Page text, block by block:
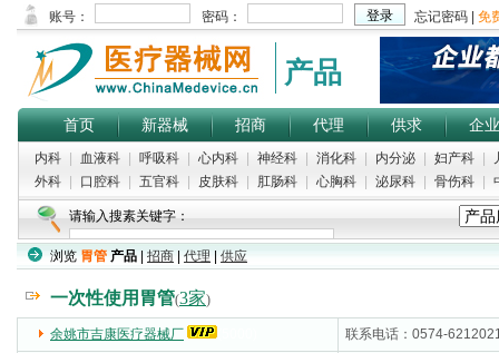
产品
首页 新器械 招商 代理 供求 企业
内科 血液科 呼吸科 心内科 神经科 消化科 内分泌 妇产科
外科
口腔科 五官科 皮肤科 肛肠科 心胸科 泌尿科 骨伤科
请输入搜素关键字：
浏览 胃管 产品 招商 代理 供应
一次性使用胃管(3家)
余姚市吉康医疗器械厂 联系电话：0574-